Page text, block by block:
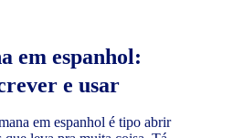
em espanhol:
e usar
em espanhol é tipo abrir